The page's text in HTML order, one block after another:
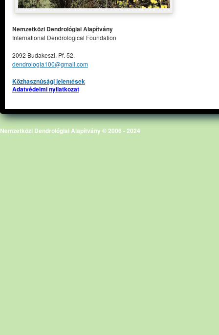
Nemzetközi Dendrológiai Alapítvány
International Dendrological Foundation
2092 Budakeszi, Pf. 52.
dendrologia100@gmail.com
Közhasznúsági jelentések
Adatvédelmi nyilatkozat
Nemzetközi Dendrológiai Alapítvány © 2006 - 2024